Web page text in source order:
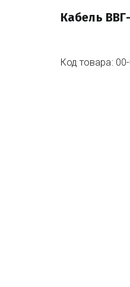
Кабель
Код товара: